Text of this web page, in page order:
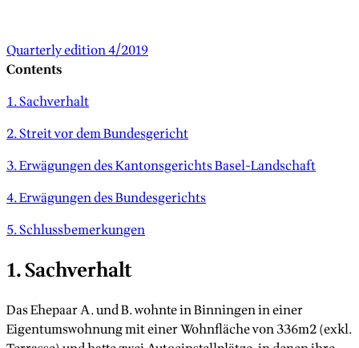
Quarterly edition 4/2019
Contents
1. Sachverhalt
2. Streit vor dem Bundesgericht
3. Erwägungen des Kantonsgerichts Basel-Landschaft
4. Erwägungen des Bundesgerichts
5. Schlussbemerkungen
1. Sachverhalt
Das Ehepaar A. und B. wohnte in Binningen in einer
Eigentumswohnung mit einer Wohnfläche von 336m2 (exkl.